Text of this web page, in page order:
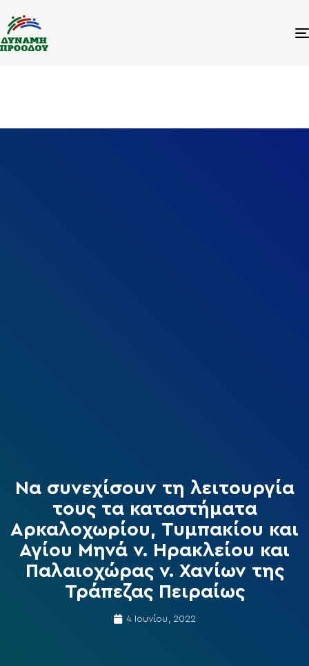
Να συνεχίσουν τη λειτουργία
τους τα καταστήματα
Αρκαλοχωρίου, Τυμπακίου και
Αγίου Μηνά ν. Ηρακλείου και
Παλαιοχώρας ν. Χανίων της
Τράπεζας Πειραίως
4 Ιουνίου, 2022